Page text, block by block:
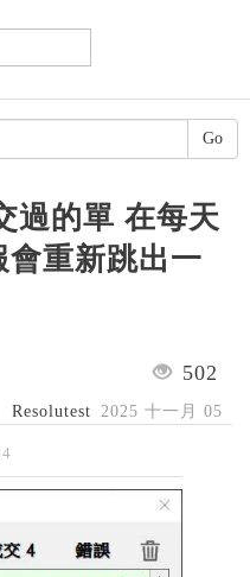
過的單 在每天
會重新跳出一
502
Resolutest 2025 十一月 05
Go